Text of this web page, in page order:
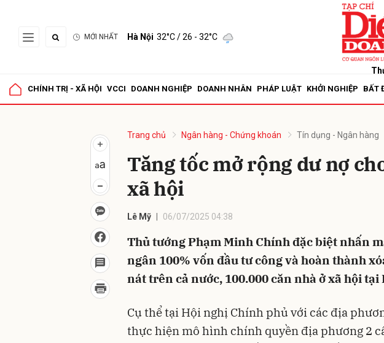
MỚI NHẤT Hà Nội 32°C/ 26 - 32°C
CHÍNH TRỊ - XÃ HỘI VCCI DOANH NGHIỆP DOANH NHÂN PHÁP LUẬT KHỞI NGHIỆP BẤT
Trang chủ Ngân hàng - Chứng khoán Tín dụng - Ngân hàng
Tăng tốc mở rộng dư nợ
xã hội
Lê Mỹ 06/07/2025 04:38
Thủ tướng Phạm Minh Chính đặc biệt nhấn
ngân 100% vốn đầu tư công và hoàn thành
nát trên cả nước, 100.000 căn nhà ở xã hội
Cụ thể tại Hội nghị Chính phủ với các địa
thực hiện mô hình chính quyền địa phương 2